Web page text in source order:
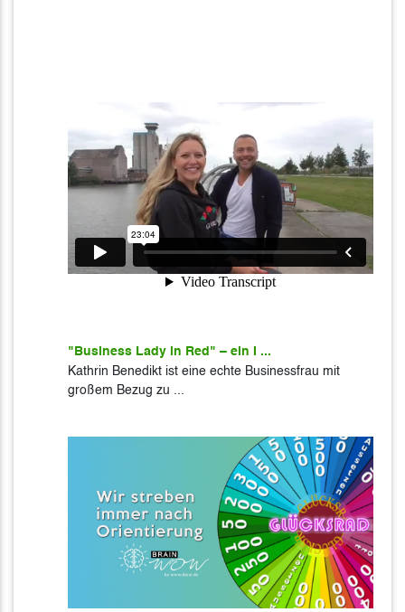
"Business Lady in Red" – ein I ...
Kathrin Benedikt ist eine echte Businessfrau mit
großem Bezug zu ...